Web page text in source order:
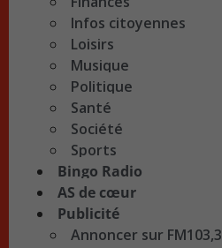
Infos citoyennes
Loisirs
Musique
Politique
Santé
Société
Sports
Bingo Radio
AS de cœur
Publicité
Annoncer sur FM103,3